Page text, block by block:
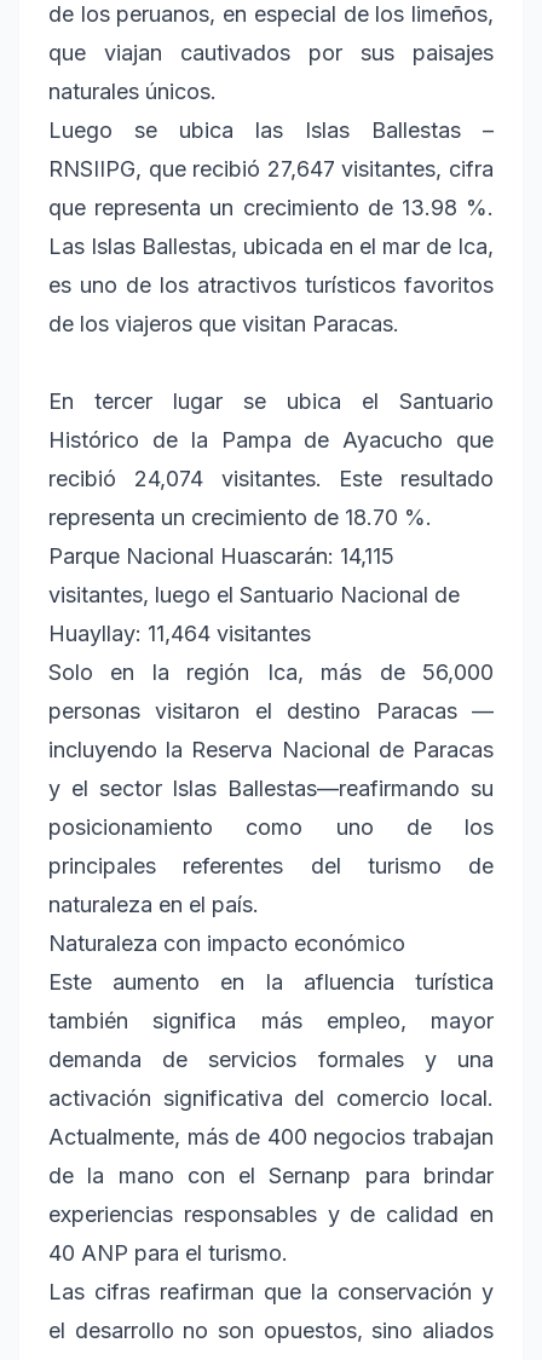
de los peruanos, en especial de los limeños,
que viajan cautivados por sus paisajes
naturales únicos.
Luego se ubica las Islas Ballestas –
RNSIIPG, que recibió 27,647 visitantes, cifra
que representa un crecimiento de 13.98 %.
Las Islas Ballestas, ubicada en el mar de Ica,
es uno de los atractivos turísticos favoritos
de los viajeros que visitan Paracas.
En tercer lugar se ubica el Santuario
Histórico de la Pampa de Ayacucho que
recibió 24,074 visitantes. Este resultado
representa un crecimiento de 18.70 %.
Parque Nacional Huascarán: 14,115
visitantes, luego el Santuario Nacional de
Huayllay: 11,464 visitantes
Solo en la región Ica, más de 56,000
personas visitaron el destino Paracas —
incluyendo la Reserva Nacional de Paracas
y el sector Islas Ballestas—reafirmando su
posicionamiento como uno de los
principales referentes del turismo de
naturaleza en el país.
Naturaleza con impacto económico
Este aumento en la afluencia turística
también significa más empleo, mayor
demanda de servicios formales y una
activación significativa del comercio local.
Actualmente, más de 400 negocios trabajan
de la mano con el Sernanp para brindar
experiencias responsables y de calidad en
40 ANP para el turismo.
Las cifras reafirman que la conservación y
el desarrollo no son opuestos, sino aliados